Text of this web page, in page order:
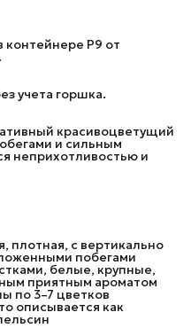
контейнере P9 от
учета горшка.
красивоцветущий
и сильным
неприхотливостью и
плотная, с вертикально
побегами
белые, крупные,
приятным ароматом
по 3–7 цветков
описывается как